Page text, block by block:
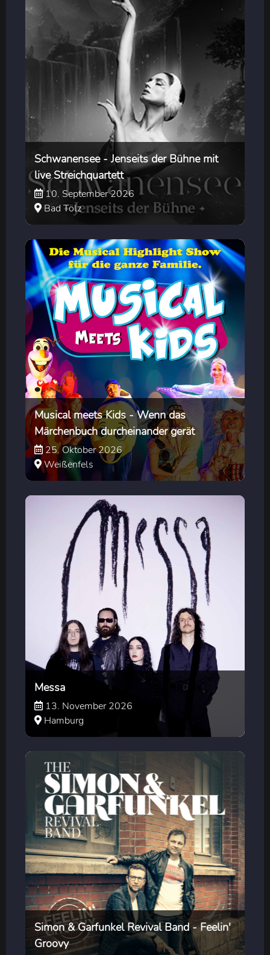
Schwanensee - Jenseits der Bühne mit
live Streichquartett
10. September 2026
Bad Tölz
Musical meets Kids - Wenn das
Märchenbuch durcheinander gerät
25. Oktober 2026
Weißenfels
Messa
13. November 2026
Hamburg
Simon & Garfunkel Revival Band - Feelin'
Groovy